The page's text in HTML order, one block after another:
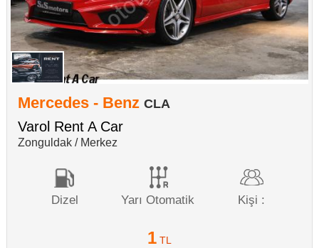
Mercedes - Benz CLA
Varol Rent A Car
Zonguldak / Merkez
Dizel Yarı Otomatik Kişi :
1 TL